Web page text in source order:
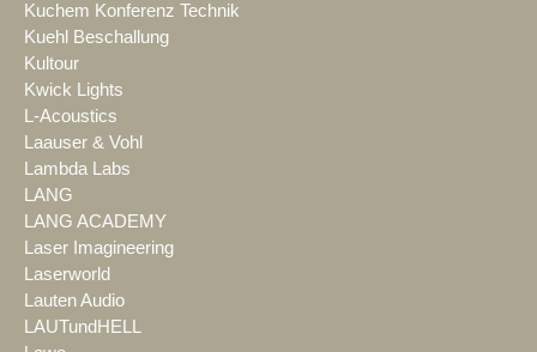
Kuchem Konferenz Technik
Kuehl Beschallung
Kultour
Kwick Lights
L-Acoustics
Laauser & Vohl
Lambda Labs
LANG
LANG ACADEMY
Laser Imagineering
Laserworld
Lauten Audio
LAUTundHELL